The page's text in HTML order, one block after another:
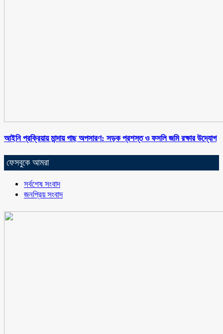
আইনি প্রক্রিয়ায় মান্দায় গাছ অপসারণ: সড়ক প্রশস্ত ও ফসলি জমি রক্ষার উদ্যোগ
ফেসবুকে আমরা
সর্বশেষ সংবাদ
জনপ্রিয় সংবাদ